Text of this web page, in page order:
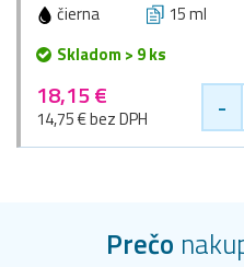
čierna 15 ml
Skladom > 9 ks
18,15 €
14,75 € bez DPH -
Prečo